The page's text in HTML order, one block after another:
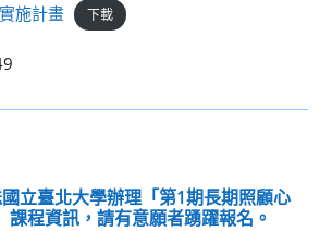
施計畫
下載
立臺北大學辦理「第1期長期照顧心
課程資訊，請有意願者踴躍報名。